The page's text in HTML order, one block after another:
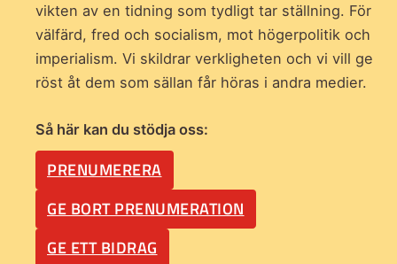
vikten av en tidning som tydligt tar ställning. För
välfärd, fred och socialism, mot högerpolitik och
imperialism. Vi skildrar verkligheten och vi vill ge
röst åt dem som sällan får höras i andra medier.
Så här kan du stödja oss:
PRENUMERERA
GE BORT PRENUMERATION
GE ETT BIDRAG